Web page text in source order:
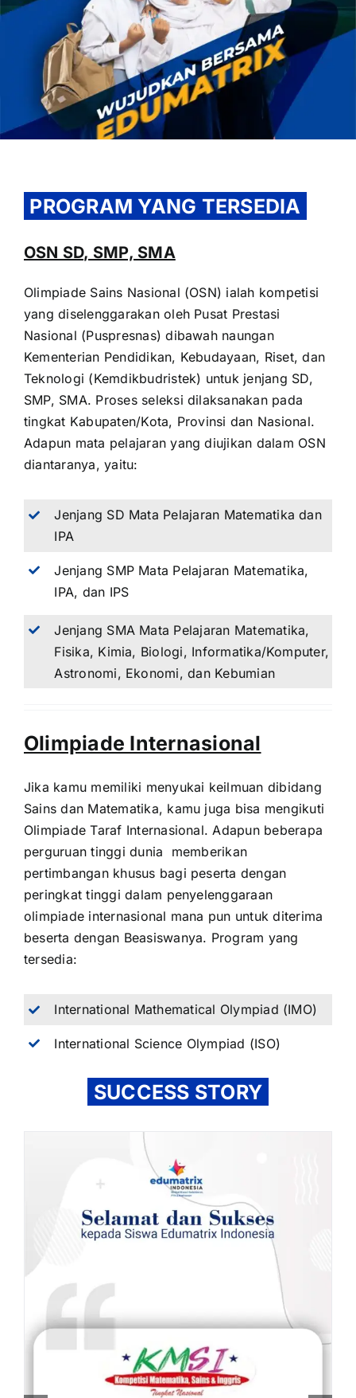
OUR PROGRAM
REGISTRATION
CONTACT US
PROGRAM YANG TERSEDIA
OSN SD, SMP, SMA
Olimpiade Sains Nasional (OSN) ialah kompetisi
yang diselenggarakan oleh Pusat Prestasi
Nasional (Puspresnas) dibawah naungan
Kementerian Pendidikan, Kebudayaan, Riset, dan
Teknologi (Kemdikbudristek) untuk jenjang SD,
SMP, SMA. Proses seleksi dilaksanakan pada
tingkat Kabupaten/Kota, Provinsi dan Nasional.
Adapun mata pelajaran yang diujikan dalam OSN
diantaranya, yaitu:
Jenjang SD Mata Pelajaran Matematika dan
IPA
Jenjang SMP Mata Pelajaran Matematika,
IPA, dan IPS
Jenjang SMA Mata Pelajaran Matematika,
Fisika, Kimia, Biologi, Informatika/Komputer,
Astronomi, Ekonomi, dan Kebumian
Olimpiade Internasional
Jika kamu memiliki menyukai keilmuan dibidang
Sains dan Matematika, kamu juga bisa mengikuti
Olimpiade Taraf Internasional. Adapun beberapa
perguruan tinggi dunia memberikan
pertimbangan khusus bagi peserta dengan
peringkat tinggi dalam penyelenggaraan
olimpiade internasional mana pun untuk diterima
beserta dengan Beasiswanya. Program yang
tersedia:
International Mathematical Olympiad (IMO)
International Science Olympiad (ISO)
SUCCESS STORY